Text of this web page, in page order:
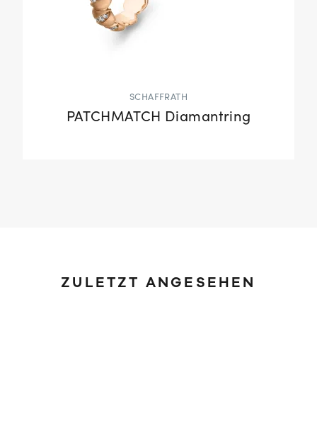
SCHAFFRATH
PATCHMATCH Diamantring
ZULETZT ANGESEHEN